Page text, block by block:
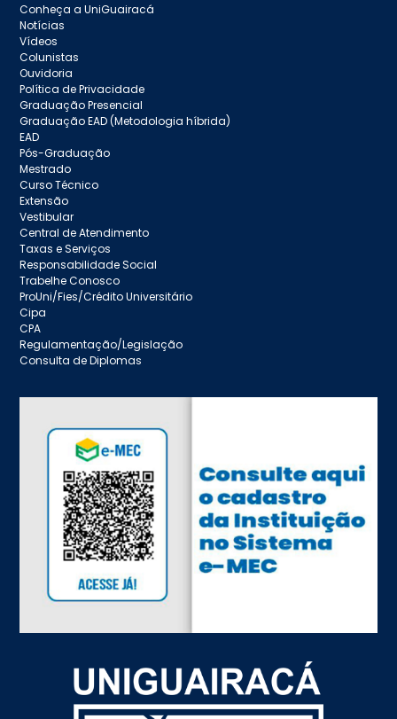
Conheça a UniGuairacá
Notícias
Vídeos
Colunistas
Ouvidoria
Política de Privacidade
Graduação Presencial
Graduação EAD (Metodologia híbrida)
EAD
Pós-Graduação
Mestrado
Curso Técnico
Extensão
Vestibular
Central de Atendimento
Taxas e Serviços
Responsabilidade Social
Trabelhe Conosco
ProUni/Fies/Crédito Universitário
Cipa
CPA
Regulamentação/Legislação
Consulta de Diplomas